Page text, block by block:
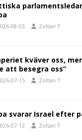
08-03 Zoltan T
kväver oss,
att besegra oss”
07-15 Zoltan T
svarar Israel efter
07-12 Zoltan T